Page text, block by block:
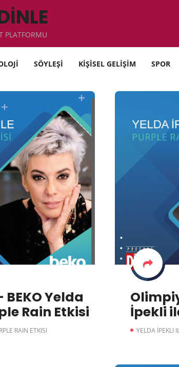
PLATFORMU
SÖYLEŞİ KİŞİSEL GELİŞİM SPOR
Yelda
Rain Etkisi
RAIN ETKISI
İpekli
YELDA İPEKLI